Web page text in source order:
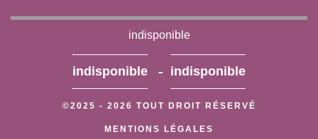
indisponible
indisponible - indisponible
©2025 - 2026 TOUT DROIT RÉSERVÉ
MENTIONS LÉGALES